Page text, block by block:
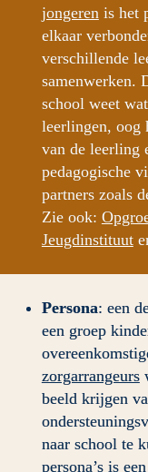
jongeren is het
elkaar
verschillende
samenwerken.
school weet
leerlingen, oog
van de leerling
pedagogische
partners zoals
Zie ook:
Jeugdinstituut
Persona: een
een groep
zorgarrangeurs
beeld krijgen
naar school te
persona’s is